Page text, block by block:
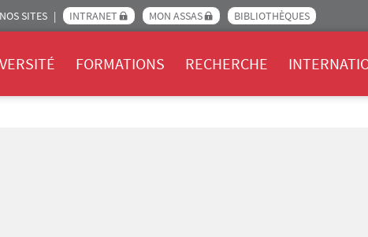
SITES INTRANET MON ASSAS BIBLIOTHÈQUES
FORMATIONS RECHERCHE